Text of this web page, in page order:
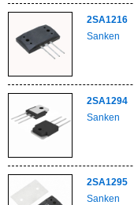
2SA1216
Sanken
2SA1294
Sanken
2SA1295
Sanken